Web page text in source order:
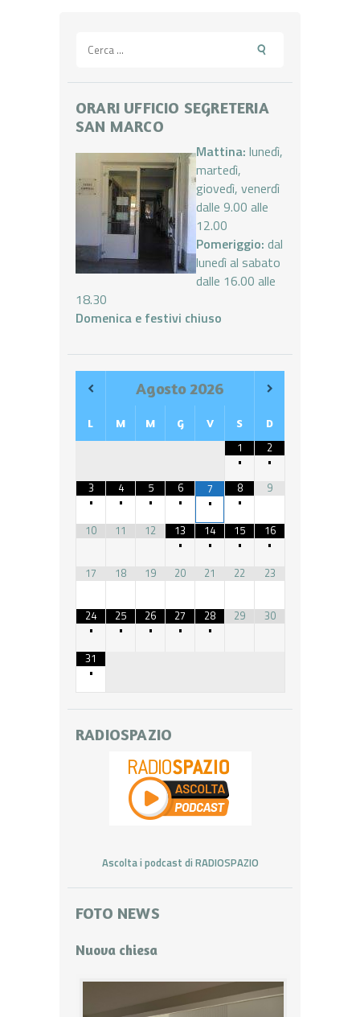
per:
ORARI UFFICIO SEGRETERIA
SAN MARCO
Mattina: lunedì,
martedì,
giovedì, venerdì
dalle 9.00 alle
12.00
Pomeriggio: dal
lunedì al sabato
dalle 16.00 alle
18.30
Domenica e festivi chiuso
Agosto2026
L M M G V S D
1
•
2
•
3
•
4
•
5
•
6
•
7
•
8
•
9
10 11 12
13
•
14
•
15
•
16
•
17
18 19 20 21 22 23
24
•
25
•
26
•
27
•
28
•
29 30
31
•
RADIOSPAZIO
Ascolta i podcast di RADIOSPAZIO
FOTO NEWS
Nuova chiesa